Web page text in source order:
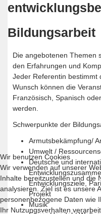
Bildungsarbeit
Die angebotenen Themen
den Erfahrungen und
Jeder Referentin bestimmt
Wunsch können die
Französisch, Spanisch
werden.
Schwerpunkte der
Armutsbekämpfung/
Umwelt /
Deutsche und
Entwicklungsziele,
Projekt
Musik
Wir benutzen Cookies
Wir verwenden auf unserer
Inhalte bereitzustellen und die
analysieren. Ziel ist es unsere
personenbezogene Daten wie
Ihr Nutzungsverhalten